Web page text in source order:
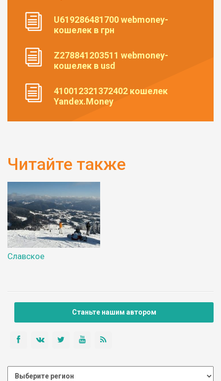
U619286481700 webmoney-
кошелек в грн
Z278841203511 webmoney-
кошелек в usd
410012321372402 кошелек
Yandex.Money
Читайте также
Славское
Станьте нашим автором